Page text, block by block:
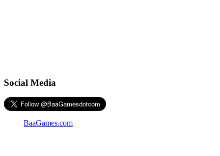
Social Media
BaaGames.com